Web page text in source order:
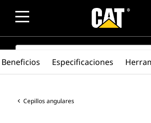
SEARCH
Cepillos angulares
Beneficios Especificaciones